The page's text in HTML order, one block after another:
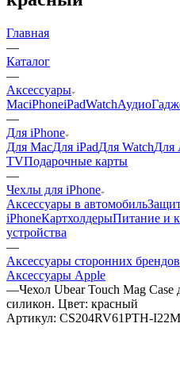
Главная
—
Каталог
—
Аксессуары
MaciPhoneiPadWatchАудио
—
Для iPhone
Для MacДля iPadДля WatchДля
TVПодарочные карты
—
Чехлы для iPhone
Аксессуары в автомобиль
iPhoneКартхолдерыПитание и
устройства
—
Аксессуары сторонних брендов
Аксессуары Apple
—Чехол Ubear Touch Mag Case
силикон. Цвет: красный
Артикул: CS204RV61PTH-I22M